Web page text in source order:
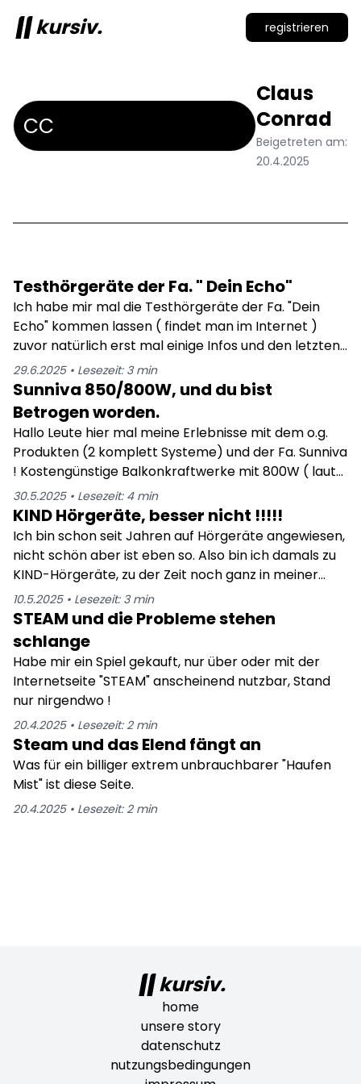
kursiv. registrieren
CC
Claus
Conrad
Beigetreten am:
20.4.2025
Testhörgeräte der Fa. " Dein Echo"
Ich habe mir mal die Testhörgeräte der Fa. "Dein
Echo" kommen lassen ( findet man im Internet )
zuvor natürlich erst mal einige Infos und den letzten
Hörtest per Scan (vielleicht geht auch Fax ) und E-
Mail hingeschickt dann Mail erhalten das die Test-
Geräte eingestellt werden und dann an mich
gesendet werden. 1-2 Tage später kam die Info das
die Geräte abgesendet wurden und 2 Tage Später (
aus der Schweiz ) kamen die Geräte bei mir an. Alles
klasse und sicher verpackt, zu jedem Geräte 1 Paket
Batterien, diverse Info Material Beschreibungen und
Bedienungsanleitung ( in DEUTSCH ) . Kenne von
meinen Ebay-Einkäufen nur Chinesische
Bedienungsanleitungen oder welche die in 8
Verschiedene Sprachen nacheinander übersetzt
wurden und dann ins deutsche, also so das kein
normal denkender Mensch versteht oder weis was
da beschrieben wird.
29.6.2025• Lesezeit: 3min
Sunniva 850/800W, und du bist
Betrogen worden.
Hallo Leute hier mal meine Erlebnisse mit dem o.g.
Produkten (2 komplett Systeme) und der Fa. Sunniva
! Kostengünstige Balkonkraftwerke mit 800W ( laut
Beschreibung ) über Ebay , bei der Fa. Sunniva
gekauft. Anlieferung erfolgte schnell und absolut
Kundenfreundlich. Aufbau der Anlage erst möglich
nachdem diverse Montage-Gestelle zu gekauft
wurden, denn die Paneele lassen sich so wie sie sind
nicht Montieren. Also 2 Wochen schon mal ins Land
gegangen.
30.5.2025• Lesezeit: 4min
KIND Hörgeräte, besser nicht !!!!!
Ich bin schon seit Jahren auf Hörgeräte angewiesen,
nicht schön aber ist eben so. Also bin ich damals zu
KIND-Hörgeräte, zu der Zeit noch ganz in meiner
Nähe. Zwischenzeitlich wurden immer mehr Filialen in
meiner Umgebung geschlossen bis nur noch 1 Filiale
übrig blieb. Die in Ahrensburg. Vor 2 Jahren hat sich
mein Hören noch mal so Verschlechtert das " Laut
Aussage des KIND-Mitarbeiters " die Altgeräte das
nicht mehr schaffen zu Kompensieren. Also Antrag
bei Kasse stellen auf neue Hörgeräte und die
Bewilligung kam ganz schnell. Alle Möglichen
anderen Hörgeräte-Läden aufgesucht aber überall
das Selbe " Wieviel möchten Sie denn zu bezahlen? " .
Hä ? Natürlich nichts ! Die Standart Ausführung sollte
doch genügen! Nur nicht bei Fa. KIND, da hieß es von
10.5.2025• Lesezeit: 3min
STEAM und die Probleme stehen
schlange
Habe mir ein Spiel gekauft, nur über oder mit der
Internetseite "STEAM" anscheinend nutzbar, Stand
nur nirgendwo !
20.4.2025• Lesezeit: 2min
Steam und das Elend fängt an
Was für ein billiger extrem unbrauchbarer "Haufen
Mist" ist diese Seite.
20.4.2025• Lesezeit: 2min
kursiv.
home
unsere story
datenschutz
nutzungsbedingungen